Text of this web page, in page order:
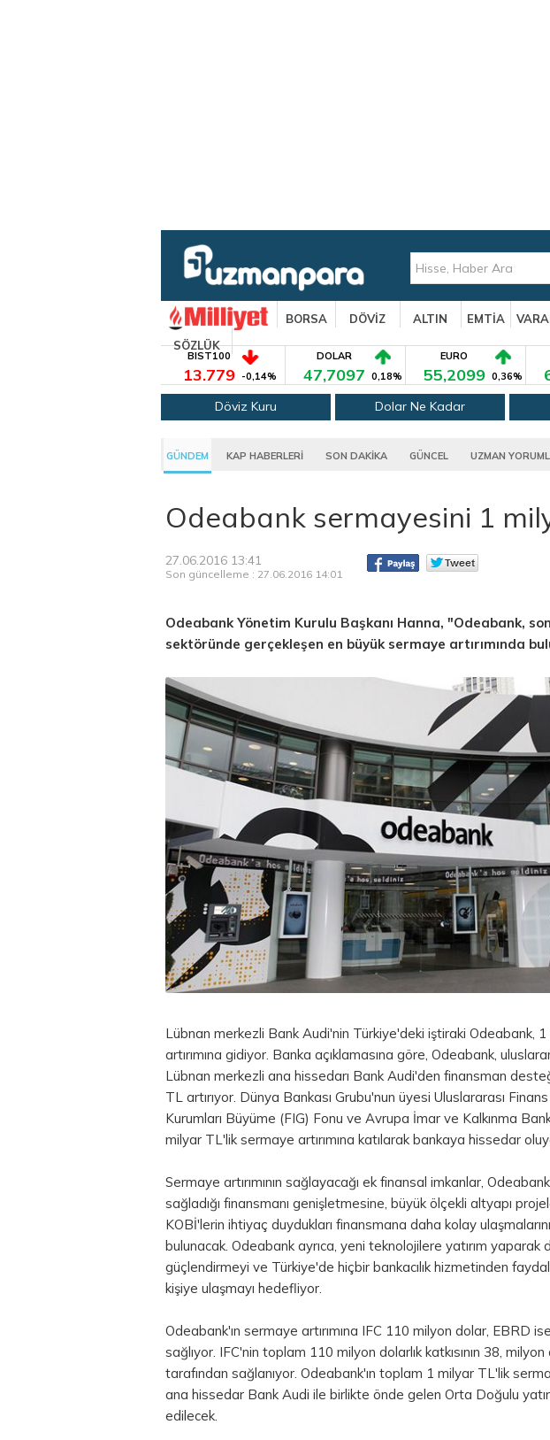
BORSA DÖVİZ ALTIN EMTİA
SÖZLÜK
BIST100
13.779 -0,14%
DOLAR
47,7097 0,18%
EURO
55,2099 0,36%
Döviz Kuru Dolar Ne Kadar
GÜNDEM KAP HABERLERİ SON DAKİKA GÜNCEL UZMAN
Odeabank sermayesini 1
27.06.2016 13:41
Son güncelleme : 27.06.2016 14:01
Odeabank Yönetim Kurulu Başkanı Hanna, "Odeabank,
sektöründe gerçekleşen en büyük sermaye artırımında
Lübnan merkezli Bank Audi'nin Türkiye'deki iştiraki Odeabank,
artırımına gidiyor. Banka açıklamasına göre, Odeabank,
Lübnan merkezli ana hissedarı Bank Audi'den finansman
TL artırıyor. Dünya Bankası Grubu'nun üyesi Uluslararası
Kurumları Büyüme (FIG) Fonu ve Avrupa İmar ve Kalkınma
milyar TL'lik sermaye artırımına katılarak bankaya hissedar
Sermaye artırımının sağlayacağı ek finansal imkanlar,
sağladığı finansmanı genişletmesine, büyük ölçekli altyapı
KOBİ'lerin ihtiyaç duydukları finansmana daha kolay
bulunacak. Odeabank ayrıca, yeni teknolojilere yatırım yaparak
güçlendirmeyi ve Türkiye'de hiçbir bankacılık hizmetinden
kişiye ulaşmayı hedefliyor.
Odeabank'ın sermaye artırımına IFC 110 milyon dolar, EBRD
sağlıyor. IFC'nin toplam 110 milyon dolarlık katkısının 38, milyon
tarafından sağlanıyor. Odeabank'ın toplam 1 milyar TL'lik
ana hissedar Bank Audi ile birlikte önde gelen Orta Doğulu
edilecek.